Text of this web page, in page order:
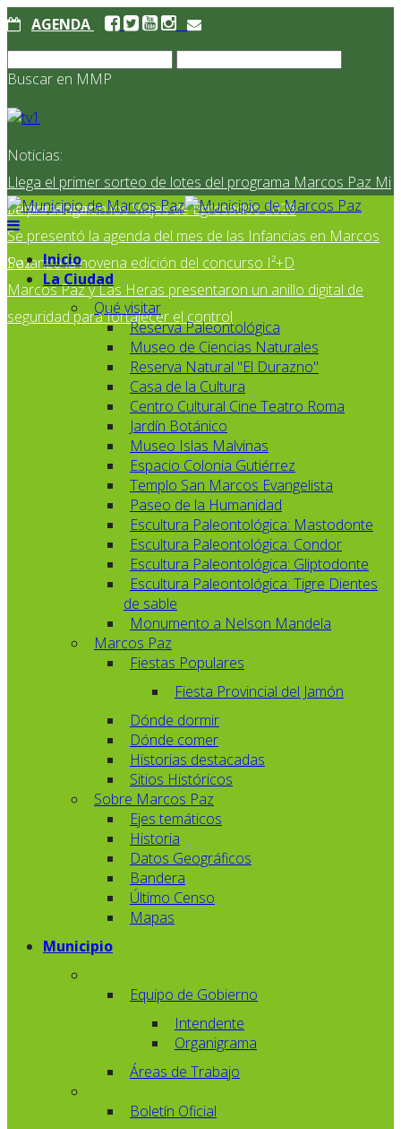
AGENDA
Buscar en MMP
Noticias:
Llega el primer sorteo de lotes del programa Marcos Paz Mi
Primer Hogar
Se presentaron los Viajes de Egresados 2026
Se presentó la agenda del mes de las Infancias en Marcos
Paz
Se lanzó la novena edición del concurso I²+D
Marcos Paz y Las Heras presentaron un anillo digital de
seguridad para fortalecer el control
Inicio
La Ciudad
Qué visitar
Reserva Paleontológica
Museo de Ciencias Naturales
Reserva Natural "El Durazno"
Casa de la Cultura
Centro Cultural Cine Teatro Roma
Jardín Botánico
Museo Islas Malvinas
Espacio Colonia Gutiérrez
Templo San Marcos Evangelista
Paseo de la Humanidad
Escultura Paleontológica: Mastodonte
Escultura Paleontológica: Condor
Escultura Paleontológica: Gliptodonte
Escultura Paleontológica: Tigre Dientes
de sable
Monumento a Nelson Mandela
Marcos Paz
Fiestas Populares
Fiesta Provincial del Jamón
Dónde dormir
Dónde comer
Historias destacadas
Sitios Históricos
Sobre Marcos Paz
Ejes temáticos
Historia
Datos Geográficos
Bandera
Último Censo
Mapas
Municipio
Equipo de Gobierno
Intendente
Organigrama
Áreas de Trabajo
Boletín Oficial